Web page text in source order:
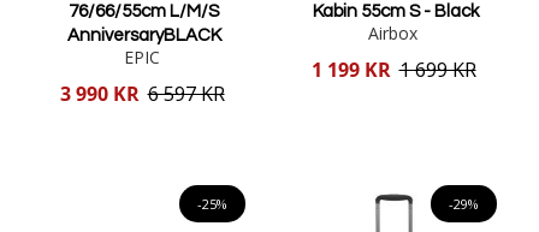
76/66/55cm L/M/S
AnniversaryBLACK
EPIC
Reducerat
3 990 KR 6 597 KR
Kabin 55cm S - Black
Airbox
Reducerat
1 199 KR 1 699 KR
-25% -29%